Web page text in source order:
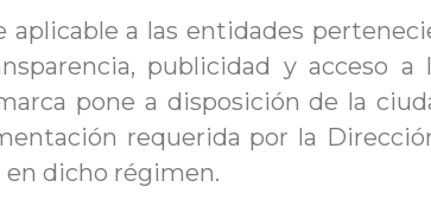
a las entidades
publicidad y acceso a
pone a disposición de la
requerida por la
en dicho régimen.